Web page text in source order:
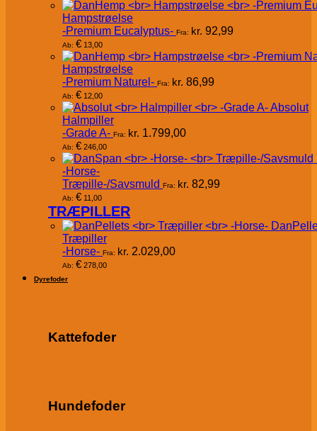
Hampstrøelse
-Premium Eucalyptus- Fra: kr. 92,99
Ab: € 13,00
Hampstrøelse
-Premium Naturel- Fra: kr. 86,99
Ab: € 12,00
Absolut
Halmpiller
-Grade A- Fra: kr. 1.799,00
Ab: € 246,00
-Horse-
Træpille-/Savsmuld Fra: kr. 82,99
Ab: € 11,00
TRÆPILLER
Træpiller
-Horse- Fra: kr. 2.029,00
Ab: € 278,00
Dyrefoder
Kattefoder
Hundefoder